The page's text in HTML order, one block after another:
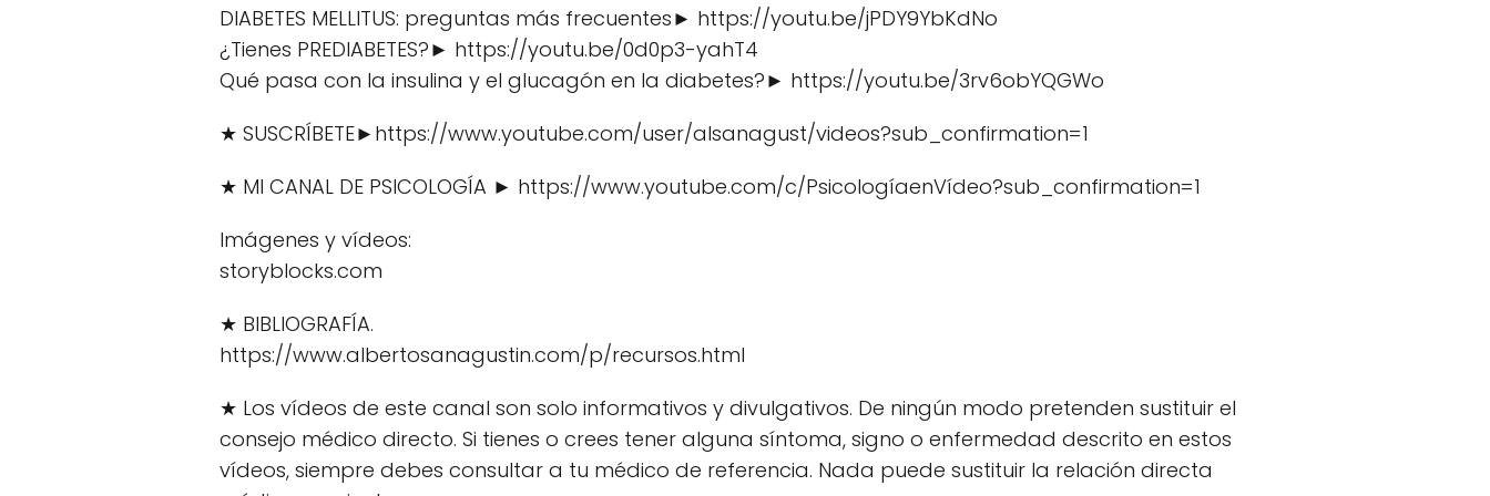
DIABETES MELLITUS: preguntas más frecuentes► https://youtu.be/jPDY9YbKdNo
¿Tienes PREDIABETES?► https://youtu.be/0d0p3-yahT4
Qué pasa con la insulina y el glucagón en la diabetes?► https://youtu.be/3rv6obYQGWo
★ SUSCRÍBETE►https://www.youtube.com/user/alsanagust/videos?sub_confirmation=1
★ MI CANAL DE PSICOLOGÍA ► https://www.youtube.com/c/PsicologíaenVídeo?sub_confirmation=1
Imágenes y vídeos:
storyblocks.com
★ BIBLIOGRAFÍA.
https://www.albertosanagustin.com/p/recursos.html
★ Los vídeos de este canal son solo informativos y divulgativos. De ningún modo pretenden sustituir el
consejo médico directo. Si tienes o crees tener alguna síntoma, signo o enfermedad descrito en estos
vídeos, siempre debes consultar a tu médico de referencia. Nada puede sustituir la relación directa